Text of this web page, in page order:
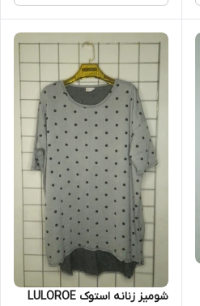
شومیز زنانه استوک LULOROE